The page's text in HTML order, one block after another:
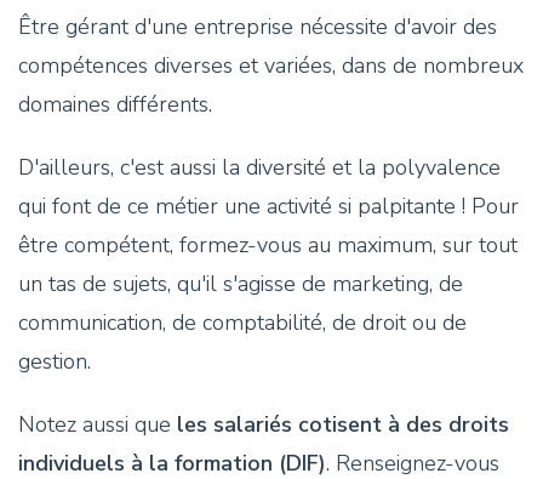
Être gérant d'une entreprise nécessite d'avoir des
compétences diverses et variées, dans de nombreux
domaines différents.
D'ailleurs, c'est aussi la diversité et la polyvalence
qui font de ce métier une activité si palpitante ! Pour
être compétent, formez-vous au maximum, sur tout
un tas de sujets, qu'il s'agisse de marketing, de
communication, de comptabilité, de droit ou de
gestion.
Notez aussi que les salariés cotisent à des droits
individuels à la formation (DIF). Renseignez-vous